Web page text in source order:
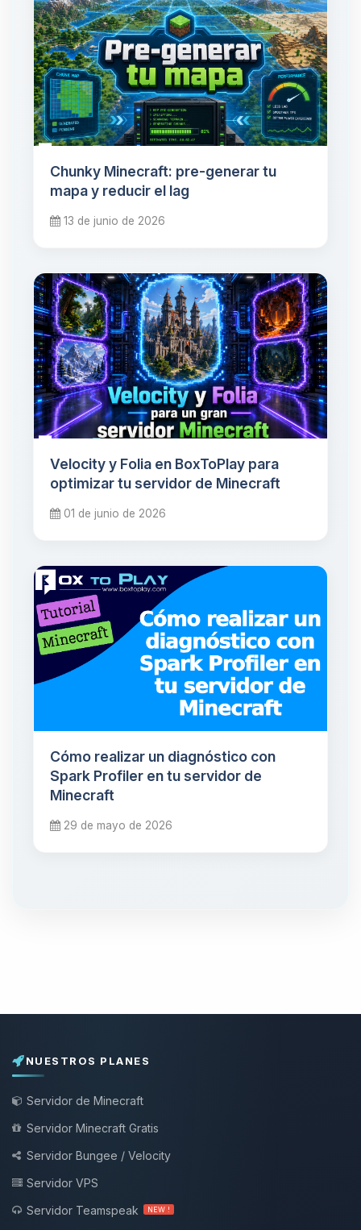
Chunky Minecraft: pre-generar tu
mapa y reducir el lag
13 de junio de 2026
Velocity y Folia en BoxToPlay para
optimizar tu servidor de Minecraft
01 de junio de 2026
Cómo realizar un diagnóstico con
Spark Profiler en tu servidor de
Minecraft
29 de mayo de 2026
NUESTROS PLANES
Servidor de Minecraft
Servidor Minecraft Gratis
Servidor Bungee / Velocity
Servidor VPS
Servidor Teamspeak
NEW !